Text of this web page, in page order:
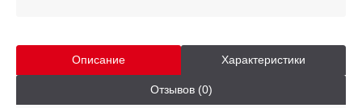
Описание Характеристики
Отзывов (0)